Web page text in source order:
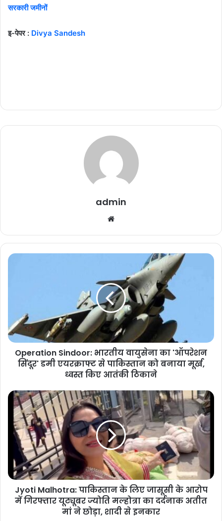
सरकारी जमीनों
इ-पेपर : Divya Sandesh
admin
te
Operation Sindoor: भारतीय वायुसेना का 'ऑपरेशन
सिंदूर' डमी एयरक्राफ्ट से पाकिस्तान को बनाया मूर्ख,
ध्वस्त किए आतंकी ठिकाने
Jyoti Malhotra: पाकिस्तान के लिए जासूसी के आरोप
में गिरफ्तार यूट्यूबर ज्योति मल्होत्रा का दर्दनाक अतीत
मां ने छोड़ा, शादी से इनकार